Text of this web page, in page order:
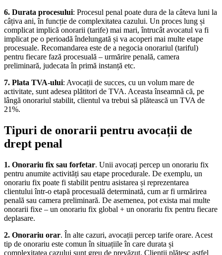
6. Durata procesului: Procesul penal poate dura de la câteva luni la
câțiva ani, în funcție de complexitatea cazului. Un proces lung și
complicat implică onorarii (tarife) mai mari, întrucât avocatul va fi
implicat pe o perioadă îndelungată și va acoperi mai multe etape
procesuale. Recomandarea este de a negocia onorariul (tariful)
pentru fiecare fază procesuală – urmărire penală, camera
preliminară, judecata în primă instanță etc.
7. Plata TVA-ului: Avocații de succes, cu un volum mare de
activitate, sunt adesea plătitori de TVA. Aceasta înseamnă că, pe
lângă onorariul stabilit, clientul va trebui să plătească un TVA de
21%.
Tipuri de onorarii pentru avocații de
drept penal
1. Onorariu fix sau forfetar. Unii avocați percep un onorariu fix
pentru anumite activități sau etape procedurale. De exemplu, un
onorariu fix poate fi stabilit pentru asistarea și reprezentarea
clientului într-o etapă procesuală determinată, cum ar fi urmărirea
penală sau camera preliminară. De asemenea, pot exista mai multe
onorarii fixe – un onorariu fix global + un onorariu fix pentru fiecare
deplasare.
2. Onorariu orar. În alte cazuri, avocații percep tarife orare. Acest
tip de onorariu este comun în situațiile în care durata și
complexitatea cazului sunt greu de prevăzut. Clienții plătesc astfel